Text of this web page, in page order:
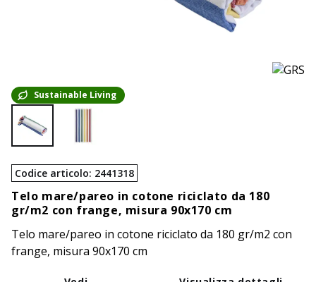
Sustainable Living
Codice articolo: 2441318
Telo mare/pareo in cotone riciclato da 180
gr/m2 con frange, misura 90x170 cm
Telo mare/pareo in cotone riciclato da 180 gr/m2 con
frange, misura 90x170 cm